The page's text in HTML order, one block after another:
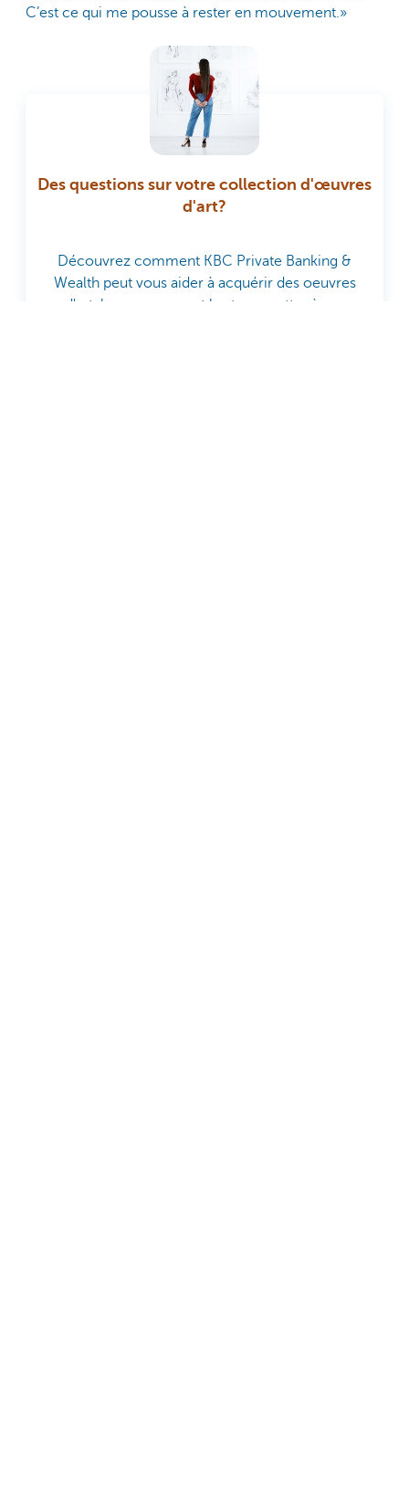
C’est ce qui me pousse à rester en mouvement.»
Des questions sur votre collection d'œuvres
d'art?
Découvrez comment KBC Private Banking &
Wealth peut vous aider à acquérir des oeuvres
d'art, les conserver et les transmettre à vos